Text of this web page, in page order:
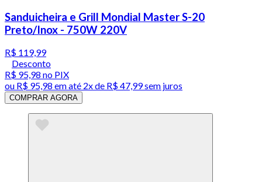
Sanduicheira e Grill Mondial Master S-20
Preto/Inox - 750W 220V
R$ 119,99
Desconto
R$ 95,98 no PIX
ou R$ 95,98 em até 2x de R$ 47,99 sem juros
COMPRAR AGORA